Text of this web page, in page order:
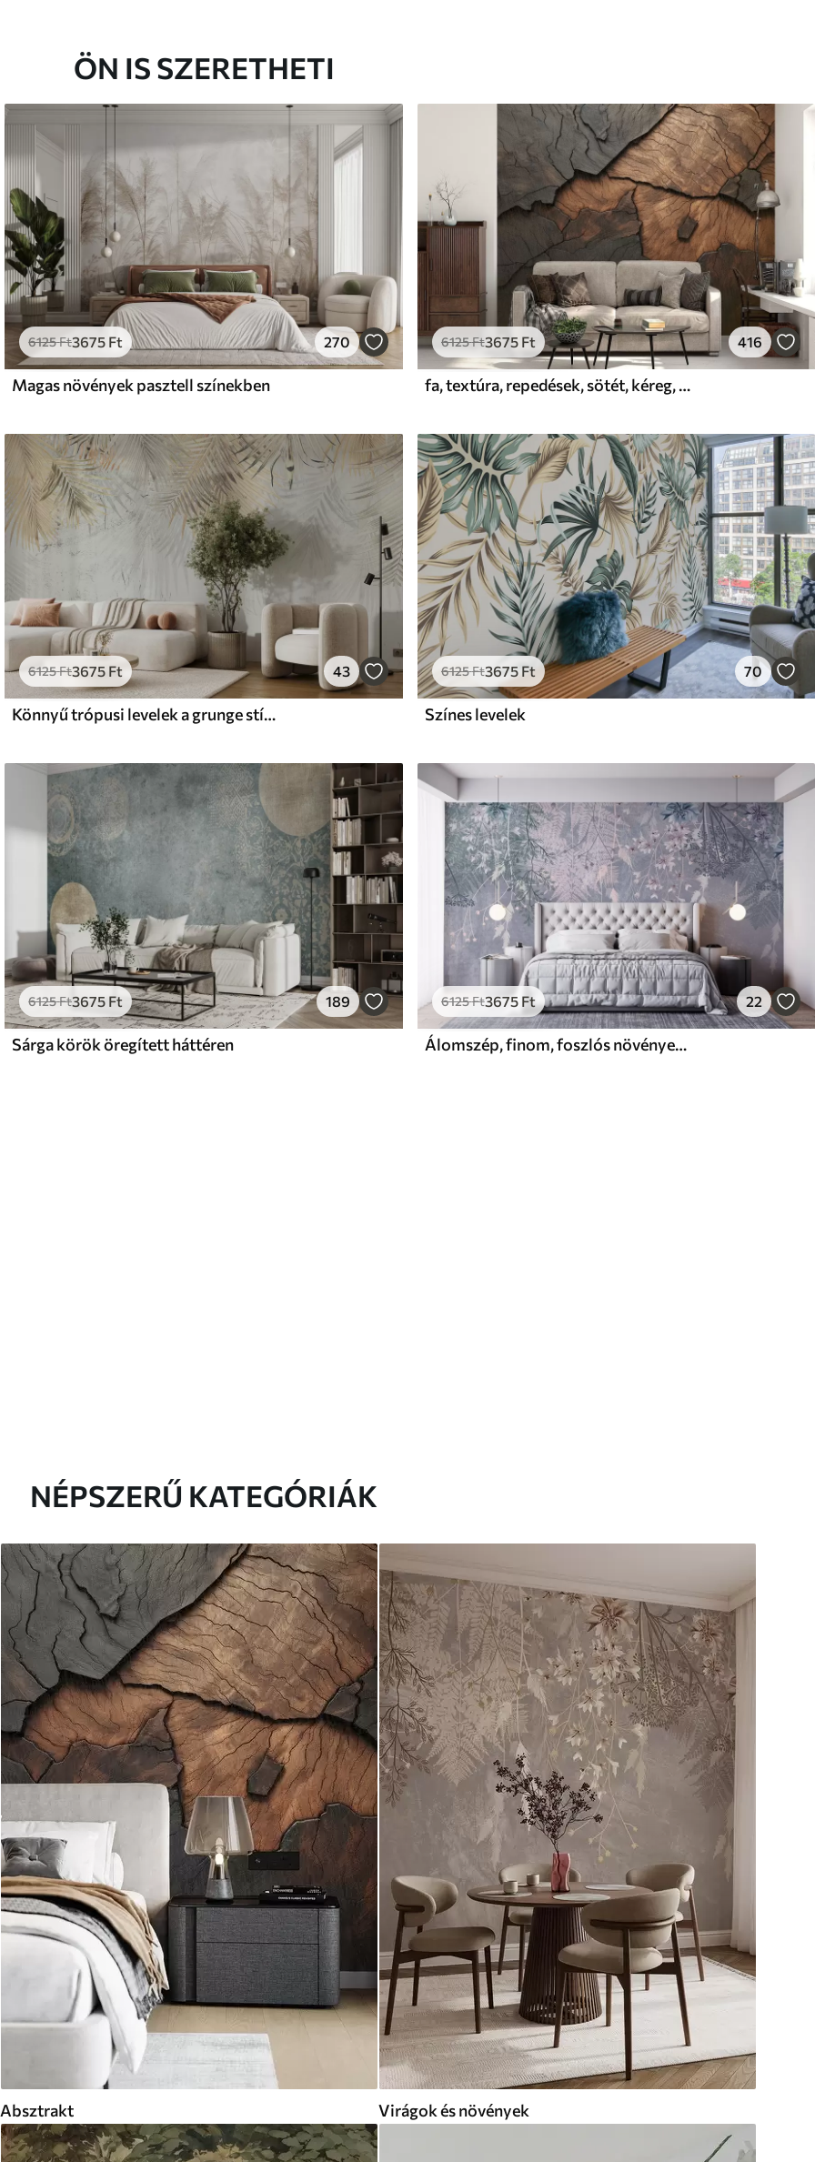
9499Ft/m²
and Stick
13600Ft/m²
ÖN IS SZERETHETI
6125Ft3675 Ft 270
Magas növények pasztell színekben
6125Ft3675 Ft 416
fa, textúra, repedések, sötét, kéreg, felszín
6125Ft3675 Ft 43
Könnyű trópusi levelek a grunge stílusában
6125Ft3675 Ft 70
Színes levelek
6125Ft3675 Ft 189
Sárga körök öregített háttéren
6125Ft3675 Ft 22
Álomszép, finom, foszlós növények, tüskék és virágok kék pasztell színekben, ködös, texturált háttér előtt
NÉPSZERŰ KATEGÓRIÁK
Absztrakt Virágok és növények